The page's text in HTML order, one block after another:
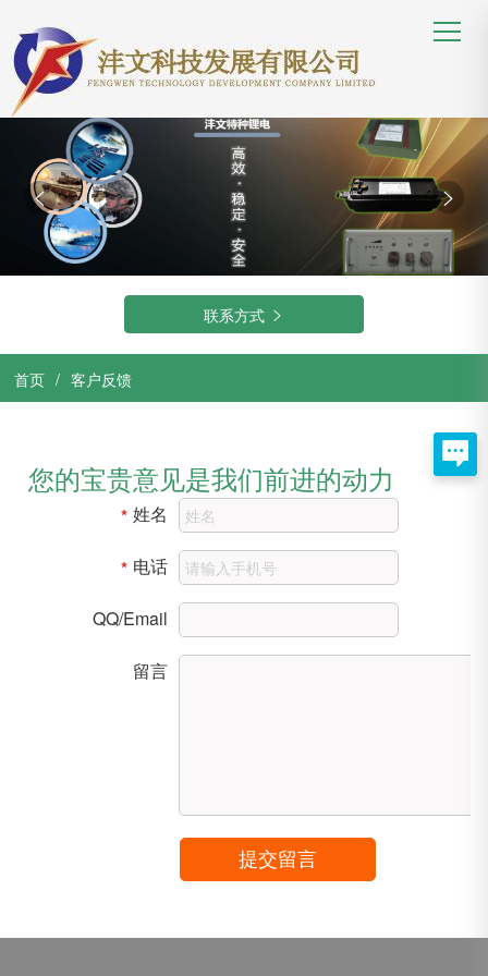
 
联系方式 
首页 / 客户反馈
您的宝贵意见是我们前进的动力
* 姓名
* 电话
QQ/Email
留言
